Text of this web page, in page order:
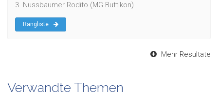
3. Nussbaumer Rodito (MG Buttikon)
Rangliste
Mehr Resultate
Verwandte Themen